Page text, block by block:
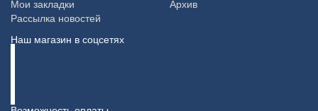
Мои закладки
Рассылка новостей
Архив
Наш магазин в соцсетях